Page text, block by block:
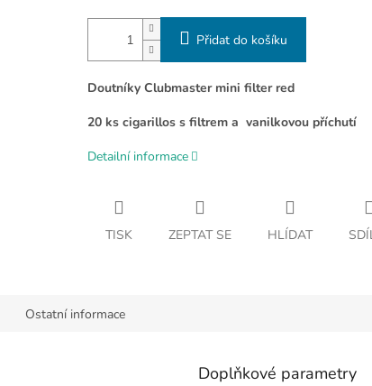
Přidat do košíku
Doutníky Clubmaster mini filter red
20 ks cigarillos s filtrem a vanilkovou příchutí
Detailní informace
TISK ZEPTAT SE HLÍDAT
Ostatní informace
Doplňkové parametry